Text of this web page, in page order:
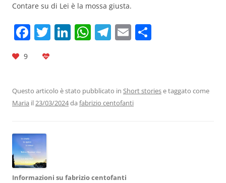
Contare su di Lei è la mossa giusta.
F
b
o
o
k
T Li
dI
n
W
A
p
T
a
m
E
vi
9
Questo articolo è stato pubblicato in Short storiese taggato come
Maria il23/03/2024da fabrizio centofanti
Informazioni su fabrizio centofanti